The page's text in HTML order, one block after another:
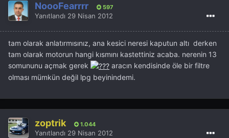
NoooFearrrr 597
Yanıtlandı 29 Nisan 2012
tam olarak anlatırmısınız, ana kesici neresi kaputun altı derken
tam olarak motorun hangi kısmını kastettiniz acaba. nerenin 13
somununu açmak gerek
aracın kendisinde öle bir filtre
olması mümkün değil lpg beyinindemi.
zoptrik 1.044
Yanıtlandı 29 Nisan 2012